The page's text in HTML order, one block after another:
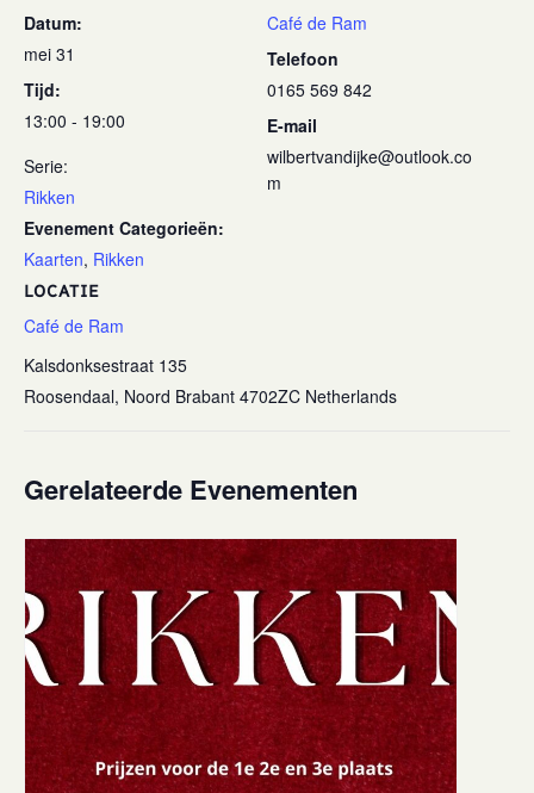
Datum:
mei 31
Tijd:
13:00 - 19:00
Serie:
Rikken
Evenement Categorieën:
Kaarten, Rikken
LOCATIE
Café de Ram
Kalsdonksestraat 135
Roosendaal, Noord Brabant 4702ZC Netherlands
Café de Ram
Telefoon
0165 569 842
E-mail
wilbertvandijke@outlook.co
m
Gerelateerde Evenementen